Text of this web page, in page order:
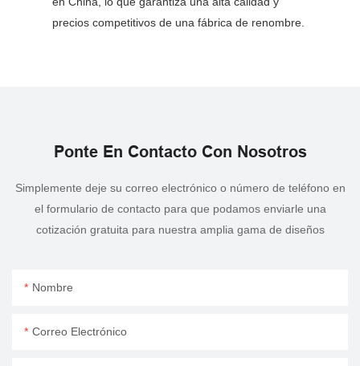
precios competitivos de una fábrica de renombre.
Ponte En Contacto Con Nosotros
Simplemente deje su correo electrónico o número de teléfono en
el formulario de contacto para que podamos enviarle una
cotización gratuita para nuestra amplia gama de diseños
Nombre
Correo Electrónico